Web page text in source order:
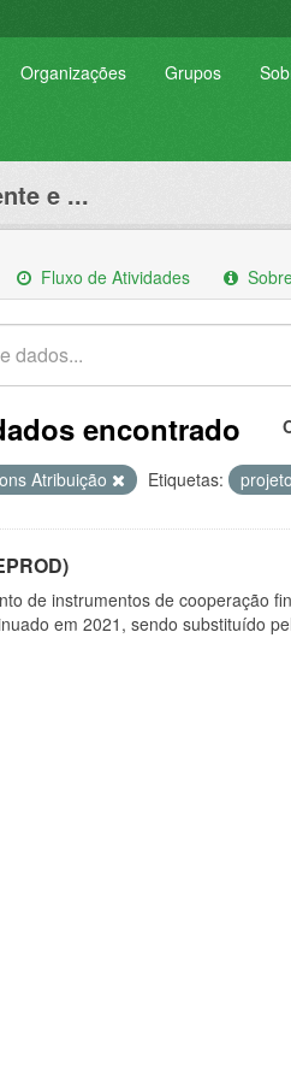
Organizações Grupos
e ...
Fluxo de Atividades
encontrado
Atribuição Etiquetas:
de instrumentos de cooperação
em 2021, sendo substituído